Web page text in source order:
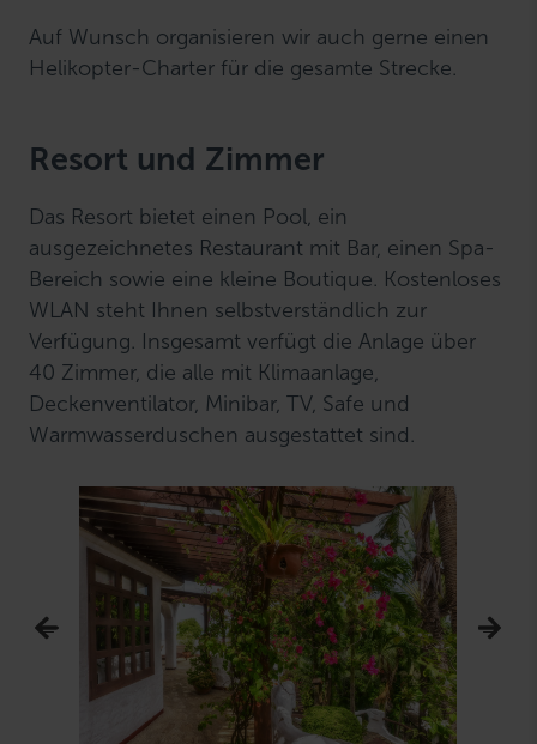
Auf Wunsch organisieren wir auch gerne einen
Helikopter-Charter für die gesamte Strecke.
Resort und Zimmer
Das Resort bietet einen Pool, ein
ausgezeichnetes Restaurant mit Bar, einen Spa-
Bereich sowie eine kleine Boutique. Kostenloses
WLAN steht Ihnen selbstverständlich zur
Verfügung. Insgesamt verfügt die Anlage über
40 Zimmer, die alle mit Klimaanlage,
Deckenventilator, Minibar, TV, Safe und
Warmwasserduschen ausgestattet sind.